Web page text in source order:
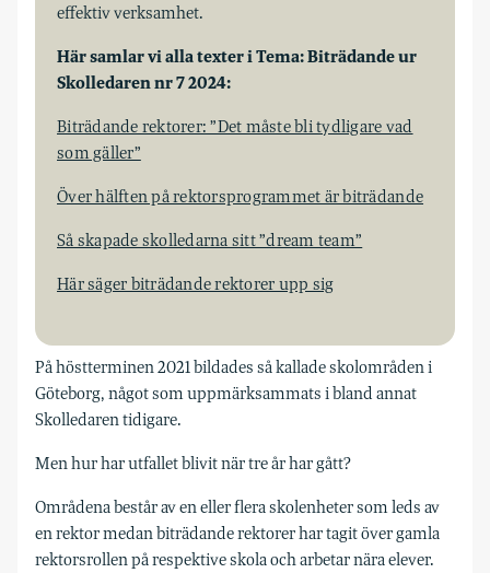
effektiv verksamhet.
Här samlar vi alla texter i Tema: Biträdande ur
Skolledaren nr 7 2024:
Biträdande rektorer: ”Det måste bli tydligare vad
som gäller”
Över hälften på rektorsprogrammet är biträdande
Så skapade skolledarna sitt ”dream team”
Här säger biträdande rektorer upp sig
På höstterminen 2021 bildades så kallade skolområden i
Göteborg, något som uppmärksammats i bland annat
Skolledaren tidigare.
Men hur har utfallet blivit när tre år har gått?
Områdena består av en eller flera skol­enheter som leds av
en rektor medan biträdande rektorer har tagit över gamla
rektorsrollen på respektive skola och arbetar nära elever.